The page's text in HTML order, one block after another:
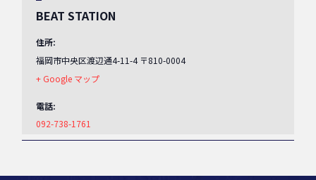
BEAT STATION
住所:
福岡市中央区渡辺通4-11-4 〒810-0004
+ Google マップ
電話:
092-738-1761